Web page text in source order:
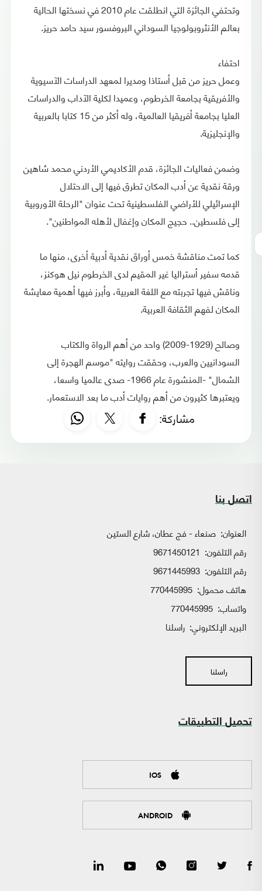
وتحتفي الجائزة التي انطلقت عام 2010 في نسختها الحالية
بعالم الأنثروبولوجيا السوداني البروفسور سيد حامد حريز.
احتفاء
وعمل حريز من قبل أستاذا ومديرا لمعهد الدراسات الآسيوية
والأفريقية بجامعة الخرطوم، وعميدا لكلية الآداب والدراسات
العليا بجامعة أفريقيا العالمية، وله أكثر من 15 كتابا بالعربية
والإنجليزية.
وضمن فعاليات الجائزة، قدم الأكاديمي الأردني محمد شاهين
ورقة نقدية عن أدب المكان تطرق فيها إلى الاحتلال
الإسرائيلي للأراضي الفلسطينية تحت عنوان "الرحلة الأوروبية
إلى فلسطين.. حجيج المكان وإغفال لأهله المواطنين".
كما تمت مناقشة خمس أوراق نقدية أدبية أخرى، منها ما
قدمه سفير أستراليا غير المقيم لدى الخرطوم نيل هوكنز،
وناقش فيها تجربته مع اللغة العربية، وأبرز فيها أهمية معايشة
المكان لفهم الثقافة العربية.
وصالح (1929-2009) واحد من أهم الرواة والكتاب
السودانيين والعرب، وحققت روايته "موسم الهجرة إلى
الشمال" -المنشورة عام 1966- صدى عالميا واسعا،
ويعتبرها كثيرون من أهم روايات أدب ما بعد الاستعمار.
مشاركة:
اتصل بنا
العنوان: صنعاء - فج عطان، شارع الستين
رقم التلفون: 9671450121
رقم التلفون: 9671445993
هاتف محمول: 770445995
واتساب:
البريد الإلكتروني: راسلنا
راسلنا
تحميل التطبيقات
IOS
ANDROID